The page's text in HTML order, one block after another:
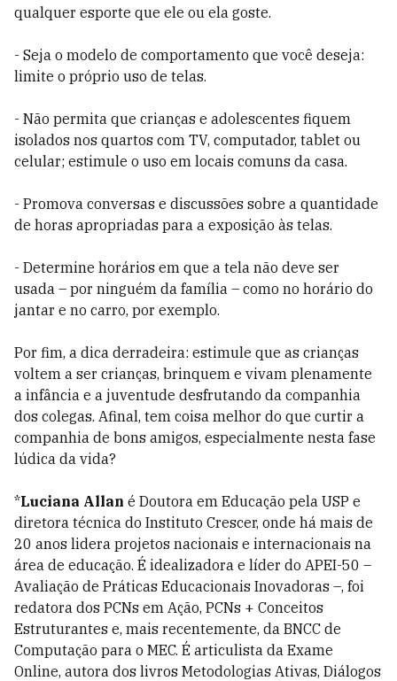
qualquer esporte que ele ou ela goste.
- Seja o modelo de comportamento que você deseja:
limite o próprio uso de telas.
- Não permita que crianças e adolescentes fiquem
isolados nos quartos com TV, computador, tablet ou
celular; estimule o uso em locais comuns da casa.
- Promova conversas e discussões sobre a quantidade
de horas apropriadas para a exposição às telas.
- Determine horários em que a tela não deve ser
usada – por ninguém da família – como no horário do
jantar e no carro, por exemplo.
Por fim, a dica derradeira: estimule que as crianças
voltem a ser crianças, brinquem e vivam plenamente
a infância e a juventude desfrutando da companhia
dos colegas. Afinal, tem coisa melhor do que curtir a
companhia de bons amigos, especialmente nesta fase
lúdica da vida?
*Luciana Allan é Doutora em Educação pela USP e
diretora técnica do Instituto Crescer, onde há mais de
20 anos lidera projetos nacionais e internacionais na
área de educação. É idealizadora e líder do APEI-50 –
Avaliação de Práticas Educacionais Inovadoras –, foi
redatora dos PCNs em Ação, PCNs + Conceitos
Estruturantes e, mais recentemente, da BNCC de
Computação para o MEC. É articulista da Exame
Online, autora dos livros Metodologias Ativas, Diálogos